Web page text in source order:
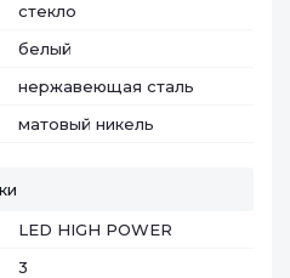
стекло
белый
нержавеющая сталь
матовый никель
LED HIGH POWER
3